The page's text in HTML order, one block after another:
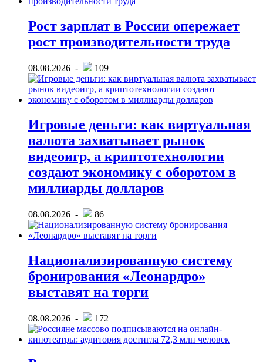
Рост зарплат в России опережает
рост производительности труда
08.08.2026 - 109
Игровые деньги: как виртуальная
валюта захватывает рынок
видеоигр, а криптотехнологии
создают экономику с оборотом в
миллиарды долларов
08.08.2026 - 86
Национализированную систему
бронирования «Леонардро»
выставят на торги
08.08.2026 - 172